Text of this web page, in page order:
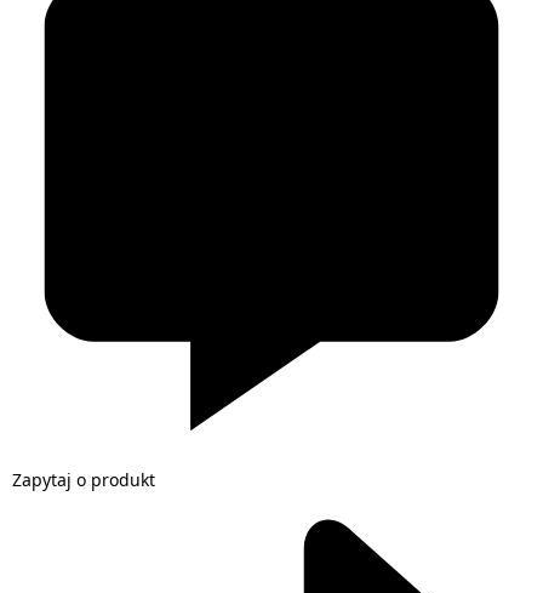
Zapytaj o produkt